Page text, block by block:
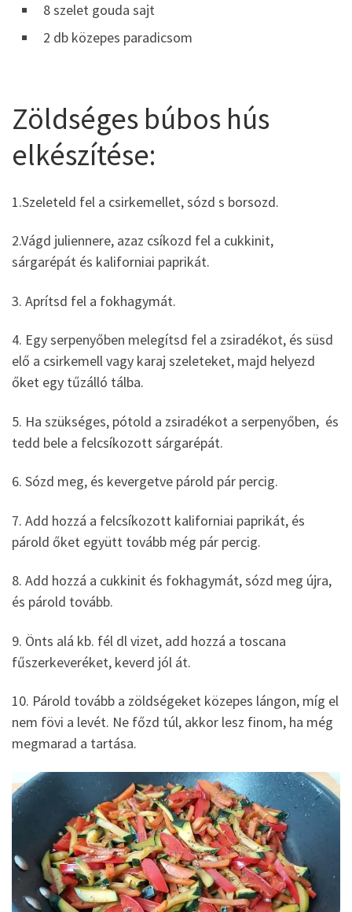
8 szelet gouda sajt
2 db közepes paradicsom
Zöldséges búbos hús
elkészítése:
1.Szeleteld fel a csirkemellet, sózd s borsozd.
2.Vágd juliennere, azaz csíkozd fel a cukkinit,
sárgarépát és kaliforniai paprikát.
3. Aprítsd fel a fokhagymát.
4. Egy serpenyőben melegítsd fel a zsiradékot, és süsd
elő a csirkemell vagy karaj szeleteket, majd helyezd
őket egy tűzálló tálba.
5. Ha szükséges, pótold a zsiradékot a serpenyőben, és
tedd bele a felcsíkozott sárgarépát.
6. Sózd meg, és kevergetve párold pár percig.
7. Add hozzá a felcsíkozott kaliforniai paprikát, és
párold őket együtt tovább még pár percig.
8. Add hozzá a cukkinit és fokhagymát, sózd meg újra,
és párold tovább.
9. Önts alá kb. fél dl vizet, add hozzá a toscana
fűszerkeveréket, keverd jól át.
10. Párold tovább a zöldségeket közepes lángon, míg el
nem fövi a levét. Ne főzd túl, akkor lesz finom, ha még
megmarad a tartása.